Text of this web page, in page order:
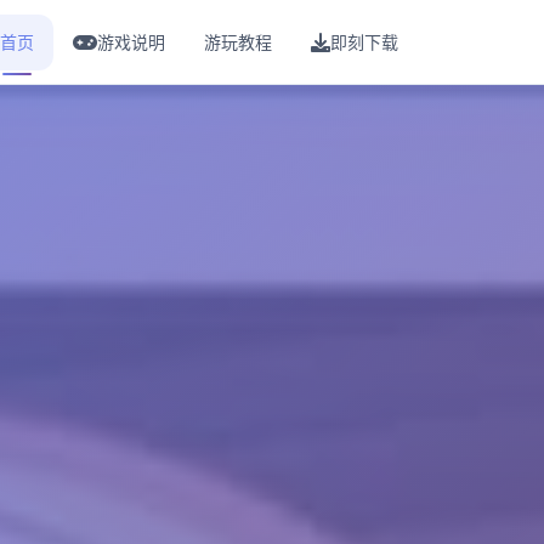
首页 游戏说明 游玩教程 即刻下载